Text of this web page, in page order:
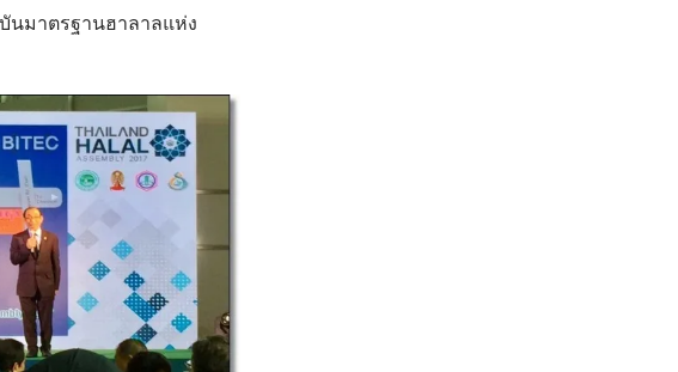
นมาตรฐานฮาลาลแห่ง